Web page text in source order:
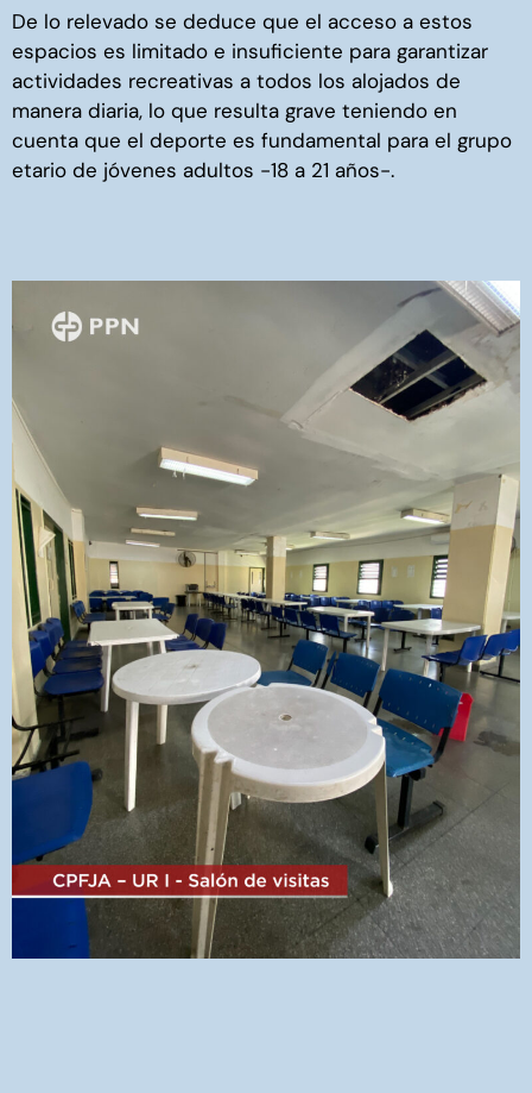
De lo relevado se deduce que el acceso a estos
espacios es limitado e insuficiente para garantizar
actividades recreativas a todos los alojados de
manera diaria, lo que resulta grave teniendo en
cuenta que el deporte es fundamental para el grupo
etario de jóvenes adultos -18 a 21 años-.